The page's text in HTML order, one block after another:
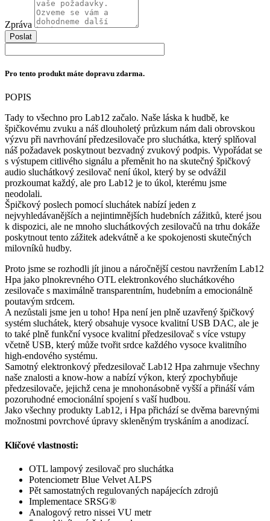
Zpráva
Poslat
Pro tento produkt máte dopravu zdarma.
POPIS
Tady to všechno pro Lab12 začalo. Naše láska k hudbě, ke
špičkovému zvuku a náš dlouholetý průzkum nám dali obrovskou
výzvu při navrhování předzesilovače pro sluchátka, který splňoval
náš požadavek poskytnout bezvadný zvukový podpis. Vypořádat se
s výstupem citlivého signálu a přeměnit ho na skutečný špičkový
audio sluchátkový zesilovač není úkol, který by se odvážil
prozkoumat každý, ale pro Lab12 je to úkol, kterému jsme
neodolali.
Špičkový poslech pomocí sluchátek nabízí jeden z
nejvyhledávanějších a nejintimnějších hudebních zážitků, které jsou
k dispozici, ale ne mnoho sluchátkových zesilovačů na trhu dokáže
poskytnout tento zážitek adekvátně a ke spokojenosti skutečných
milovníků hudby.
Proto jsme se rozhodli jít jinou a náročnější cestou navržením Lab12
Hpa jako plnokrevného OTL elektronkového sluchátkového
zesilovače s maximálně transparentním, hudebním a emocionálně
poutavým srdcem.
A nezůstali jsme jen u toho! Hpa není jen plně uzavřený špičkový
systém sluchátek, který obsahuje vysoce kvalitní USB DAC, ale je
to také plně funkční vysoce kvalitní předzesilovač s více vstupy
včetně USB, který může tvořit srdce každého vysoce kvalitního
high-endového systému.
Samotný elektronkový předzesilovač Lab12 Hpa zahrnuje všechny
naše znalosti a know-how a nabízí výkon, který zpochybňuje
předzesilovače, jejichž cena je mnohonásobně vyšší a přináší vám
pozoruhodné emocionální spojení s vaší hudbou.
Jako všechny produkty Lab12, i Hpa přichází se dvěma barevnými
možnostmi povrchové úpravy skleněným tryskáním a anodizací.
Klíčové vlastnosti:
OTL lampový zesilovač pro sluchátka
Potenciometr Blue Velvet ALPS
Pět samostatných regulovaných napájecích zdrojů
Implementace SRSG®
Analogový retro nissei VU metr